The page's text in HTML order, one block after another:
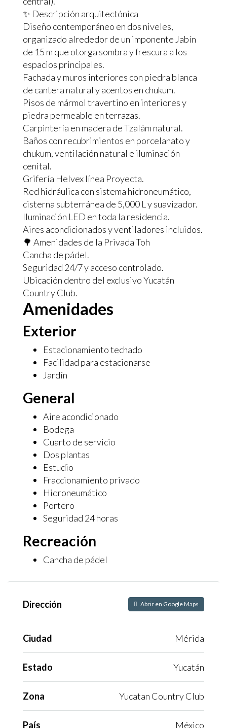
✨ Descripción arquitectónica
Diseño contemporáneo en dos niveles,
organizado alrededor de un imponente Jabín
de 15 m que otorga sombra y frescura a los
espacios principales.
Fachada y muros interiores con piedra blanca
de cantera natural y acentos en chukum.
Pisos de mármol travertino en interiores y
piedra permeable en terrazas.
Carpintería en madera de Tzalám natural.
Baños con recubrimientos en porcelanato y
chukum, ventilación natural e iluminación
cenital.
Grifería Helvex línea Proyecta.
Red hidráulica con sistema hidroneumático,
cisterna subterránea de 5,000 L y suavizador.
Iluminación LED en toda la residencia.
Aires acondicionados y ventiladores incluidos.
🌳 Amenidades de la Privada Toh
Cancha de pádel.
Seguridad 24/7 y acceso controlado.
Ubicación dentro del exclusivo Yucatán
Country Club.
Amenidades
Exterior
Estacionamiento techado
Facilidad para estacionarse
Jardín
General
Aire acondicionado
Bodega
Cuarto de servicio
Dos plantas
Estudio
Fraccionamiento privado
Hidroneumático
Portero
Seguridad 24 horas
Recreación
Cancha de pádel
Dirección Abrir en Google Maps
Ciudad Mérida
Estado Yucatán
Zona Yucatan Country Club
País México